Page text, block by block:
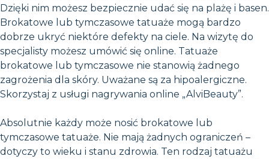
Dzięki nim możesz bezpiecznie udać się na plażę i basen.
Brokatowe lub tymczasowe tatuaże mogą bardzo
dobrze ukryć niektóre defekty na ciele. Na wizytę do
specjalisty możesz umówić się online. Tatuaże
brokatowe lub tymczasowe nie stanowią żadnego
zagrożenia dla skóry. Uważane są za hipoalergiczne.
Skorzystaj z usługi nagrywania online „AlviBeauty”.
Absolutnie każdy może nosić brokatowe lub
tymczasowe tatuaże. Nie mają żadnych ograniczeń –
dotyczy to wieku i stanu zdrowia. Ten rodzaj tatuażu